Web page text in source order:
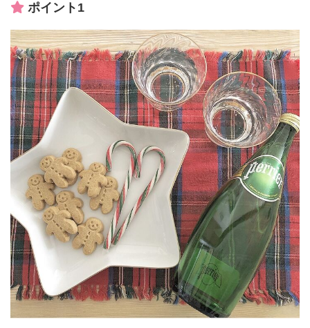
ポイント1